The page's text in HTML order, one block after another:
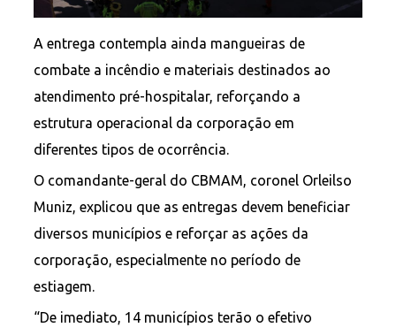
A entrega contempla ainda mangueiras de
combate a incêndio e materiais destinados ao
atendimento pré-hospitalar, reforçando a
estrutura operacional da corporação em
diferentes tipos de ocorrência.
O comandante-geral do CBMAM, coronel Orleilso
Muniz, explicou que as entregas devem beneficiar
diversos municípios e reforçar as ações da
corporação, especialmente no período de
estiagem.
“De imediato, 14 municípios terão o efetivo